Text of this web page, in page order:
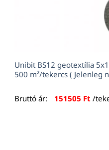
Unibit BS12 geotextília
500 m²/tekercs ( Jelenleg
Bruttó ár: 151505 Ft /